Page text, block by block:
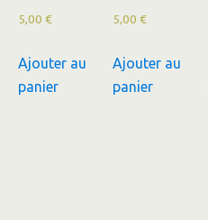
5,00 €
Ajouter au
panier
5,00€
Ajouter au
panier